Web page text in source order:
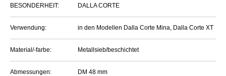
BESONDERHEIT: DALLA CORTE
Verwendung: in den Modellen Dalla Corte Mina, Dalla Corte XT
Material/-farbe: Metallsieb/beschichtet
Abmessungen: DM 48 mm